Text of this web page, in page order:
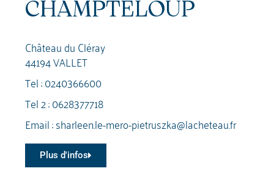
CHAMPTELOUP
Château du Cléray
44194 VALLET
Tel :0240366600
Tel 2 :0628377718
Email :sharleen.le-mero-pietruszka@lacheteau.fr
Plus d'infos